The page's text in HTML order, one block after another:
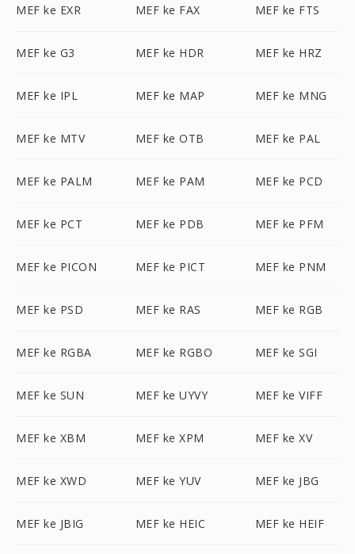
MEF ke EXR MEF ke FAX MEF ke FTS
MEF ke G3 MEF ke HDR MEF ke HRZ
MEF ke IPL MEF ke MAP MEF ke MNG
MEF ke MTV MEF ke OTB MEF ke PAL
MEF ke PALM MEF ke PAM MEF ke PCD
MEF ke PCT MEF ke PDB MEF ke PFM
MEF ke PICON MEF ke PICT MEF ke PNM
MEF ke PSD MEF ke RAS MEF ke RGB
MEF ke RGBA MEF ke RGBO MEF ke SGI
MEF ke SUN MEF ke UYVY MEF ke VIFF
MEF ke XBM MEF ke XPM MEF ke XV
MEF ke XWD MEF ke YUV MEF ke JBG
MEF ke JBIG MEF ke HEIC MEF ke HEIF